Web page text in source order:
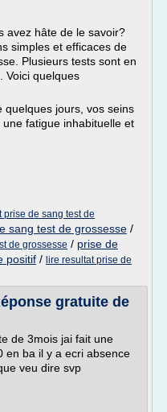
avez hâte de le savoir?
simples et efficaces de
Plusieurs tests sont en
Voici quelques
quelques jours, vos seins
fatigue inhabituelle et
prise de sang test de
sang test de grossesse /
de grossesse / prise de
positif / lire resultat prise de
gratuite de
de 3mois jai fait une
en ba il y a ecri absence
veu dire svp